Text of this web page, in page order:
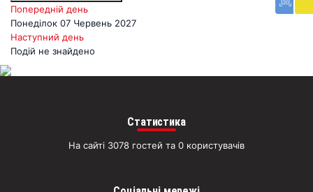
Попередній день
Понеділок 07 Червень 2027
Наступний день
Подій не знайдено
Статистика
На сайті 3078 гостей та 0 користувачів